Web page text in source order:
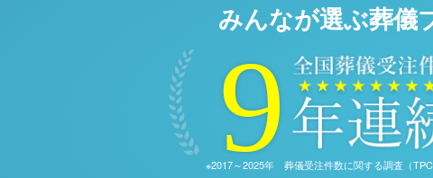
みんなが選ぶ葬儀
9
※2017～2025年 葬儀受注件数に関する調査（